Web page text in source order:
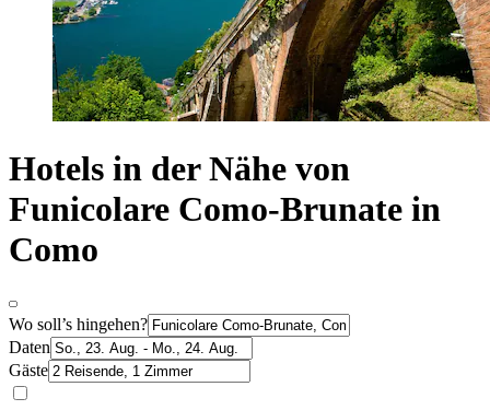
Hotels in der Nähe von
Funicolare Como-Brunate in
Como
Wo soll’s hingehen?
Daten
Gäste